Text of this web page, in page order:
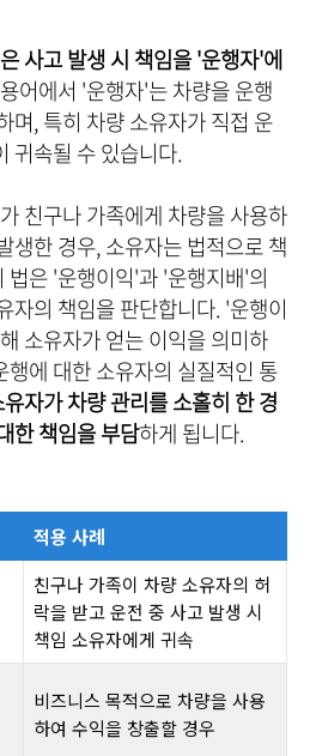
은 사고 발생 시 책임을 '운행자'에
어에서 '운행자'는 차량을 운행
며, 특히 차량 소유자가 직접 운
귀속될 수 있습니다.
친구나 가족에게 차량을 사용하
생한 경우, 소유자는 법적으로 책
법은 '운행이익'과 '운행지배'의
자의 책임을 판단합니다. '운행이
소유자가 얻는 이익을 의미하
에 대한 소유자의 실질적인 통
자가 차량 관리를 소홀히 한 경
한 책임을 부담하게 됩니다.
적용 사례
친구나 가족이 차량 소유자의 허
락을 받고 운전 중 사고 발생 시
책임 소유자에게 귀속
비즈니스 목적으로 차량을 사용
하여 수익을 창출할 경우